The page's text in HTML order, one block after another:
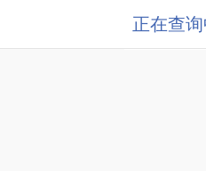
正在查询